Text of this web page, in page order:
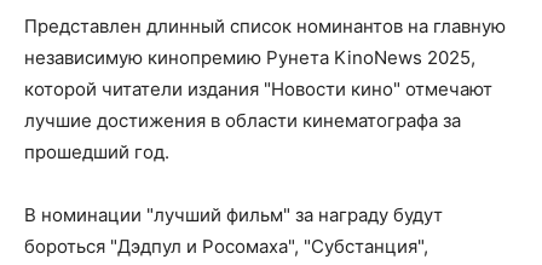
Представлен длинный список номинантов на главную
независимую кинопремию Рунета KinoNews 2025,
которой читатели издания "Новости кино" отмечают
лучшие достижения в области кинематографа за
прошедший год.
В номинации "лучший фильм" за награду будут
бороться "Дэдпул и Росомаха", "Субстанция",